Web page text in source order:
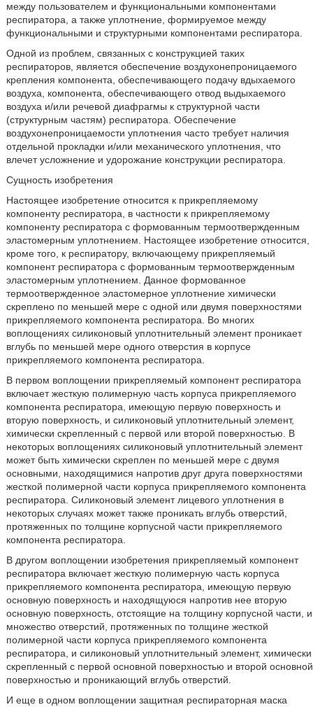
между пользователем и функциональными компонентами
респиратора, а также уплотнение, формируемое между
функциональными и структурными компонентами респиратора.
Одной из проблем, связанных с конструкцией таких
респираторов, является обеспечение воздухонепроницаемого
крепления компонента, обеспечивающего подачу вдыхаемого
воздуха, компонента, обеспечивающего отвод выдыхаемого
воздуха и/или речевой диафрагмы к структурной части
(структурным частям) респиратора. Обеспечение
воздухонепроницаемости уплотнения часто требует наличия
отдельной прокладки и/или механического уплотнения, что
влечет усложнение и удорожание конструкции респиратора.
Сущность изобретения
Настоящее изобретение относится к прикрепляемому
компоненту респиратора, в частности к прикрепляемому
компоненту респиратора с формованным термоотвержденным
эластомерным уплотнением. Настоящее изобретение относится,
кроме того, к респиратору, включающему прикрепляемый
компонент респиратора с формованным термоотвержденным
эластомерным уплотнением. Данное формованное
термоотвержденное эластомерное уплотнение химически
скреплено по меньшей мере с одной или двумя поверхностями
прикрепляемого компонента респиратора. Во многих
воплощениях силиконовый уплотнительный элемент проникает
вглубь по меньшей мере одного отверстия в корпусе
прикрепляемого компонента респиратора.
В первом воплощении прикрепляемый компонент респиратора
включает жесткую полимерную часть корпуса прикрепляемого
компонента респиратора, имеющую первую поверхность и
вторую поверхность, и силиконовый уплотнительный элемент,
химически скрепленный с первой или второй поверхностью. В
некоторых воплощениях силиконовый уплотнительный элемент
может быть химически скреплен по меньшей мере с двумя
основными, находящимися напротив друг друга поверхностями
жесткой полимерной части корпуса прикрепляемого компонента
респиратора. Силиконовый элемент лицевого уплотнения в
некоторых случаях может также проникать вглубь отверстий,
протяженных по толщине корпусной части прикрепляемого
компонента респиратора.
В другом воплощении изобретения прикрепляемый компонент
респиратора включает жесткую полимерную часть корпуса
прикрепляемого компонента респиратора, имеющую первую
основную поверхность и находящуюся напротив нее вторую
основную поверхность, отстоящие на толщину корпусной части, и
множество отверстий, протяженных по толщине жесткой
полимерной части корпуса прикрепляемого компонента
респиратора, и силиконовый уплотнительный элемент, химически
скрепленный с первой основной поверхностью и второй основной
поверхностью и проникающий вглубь отверстий.
И еще в одном воплощении защитная респираторная маска